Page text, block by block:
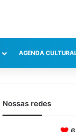
AGENDA
Nossas redes